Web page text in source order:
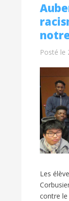
Posté le
Les
contre